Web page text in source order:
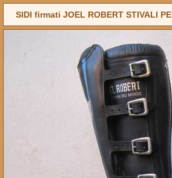
SIDI firmati JOEL ROBERT STIVALI